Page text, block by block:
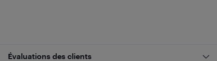
Évaluations des clients